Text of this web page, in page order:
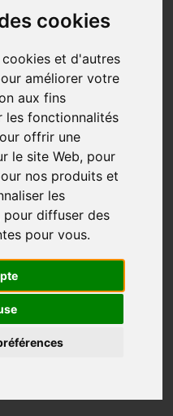
cookies
et d'autres
améliorer votre
aux fins
les fonctionnalités
offrir une
le site Web, pour
nos produits et
les
pour diffuser des
pour vous.
3)
humaine,
convaincantes et
de faire cette
à l’action.
S’inspirer, Se